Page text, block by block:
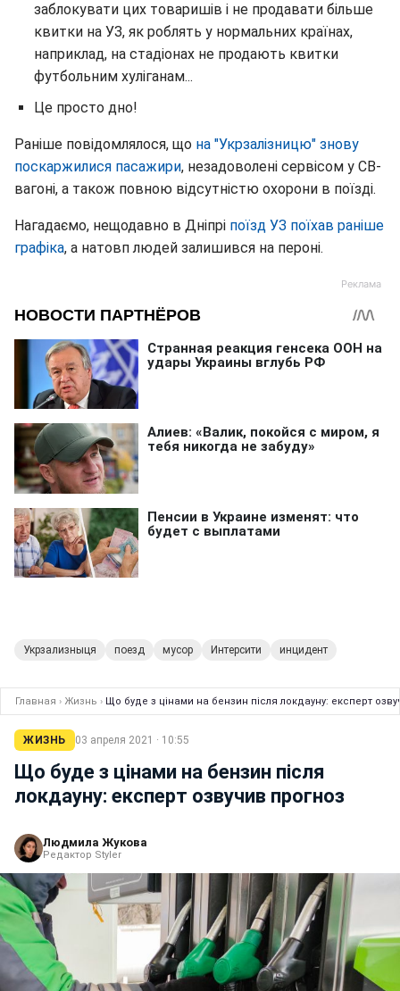
заблокувати цих товаришів і не продавати більше
квитки на УЗ, як роблять у нормальних країнах,
наприклад, на стадіонах не продають квитки
футбольним хуліганам...
Це просто дно!
Раніше повідомлялося, що на "Укрзалізницю" знову
поскаржилися пасажири, незадоволені сервісом у СВ-
вагоні, а також повною відсутністю охорони в поїзді.
Нагадаємо, нещодавно в Дніпрі поїзд УЗ поїхав раніше
графіка, а натовп людей залишився на пероні.
Укрзализныця поезд мусор Интерсити инцидент
Главная › Жизнь › Що буде з цінами на бензин після локдауну: експерт
ЖИЗНЬ 03 апреля 2021 · 10:55
Що буде з цінами на бензин після
локдауну: експерт озвучив прогноз
Людмила Жукова
Редактор Styler